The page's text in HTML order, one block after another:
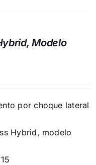
Modelo
por choque lateral
Hybrid, modelo